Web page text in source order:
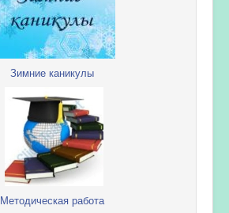
Зимние каникулы
Методическая работа